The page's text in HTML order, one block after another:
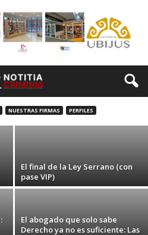
NUESTRAS FIRMAS PERFILES
turismo, movilidad y
El final de la Ley Serrano (con
pase VIP)
El abogado que solo sabe
Derecho ya no es suficiente: Las